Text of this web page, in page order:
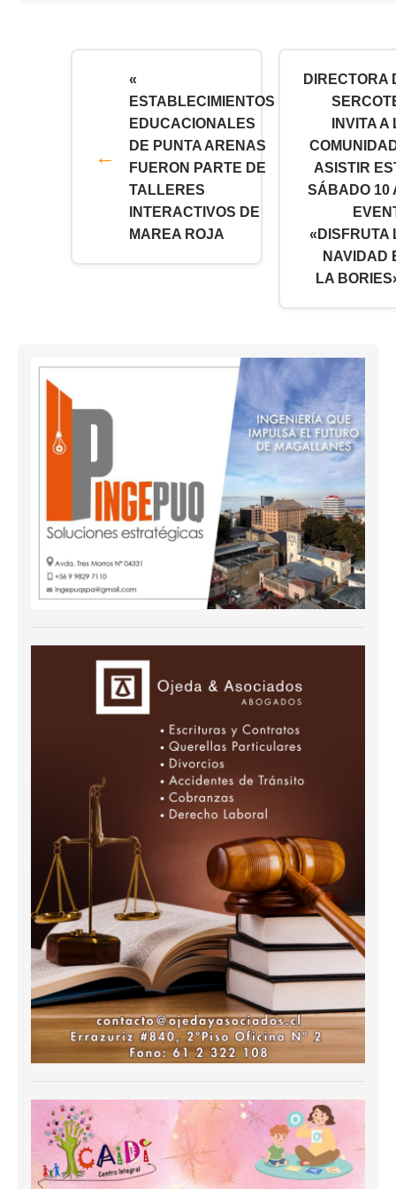
«
ESTABLECIMIENTOS
EDUCACIONALES
DE PUNTA ARENAS
FUERON PARTE DE
TALLERES
INTERACTIVOS DE
MAREA ROJA
DIRECTORA
INVITA A
ASISTIR
SÁBADO 10
«DISFRUTA
NAVIDAD
LA